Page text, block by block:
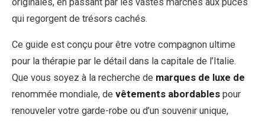
qui regorgent de trésors cachés.
Ce guide est conçu pour être votre compagnon ultime
pour la thérapie par le détail dans la capitale de l’Italie.
Que vous soyez à la recherche de marques de luxe de
renommée mondiale, de vêtements abordables pour
renouveler votre garde-robe ou d’un souvenir unique,